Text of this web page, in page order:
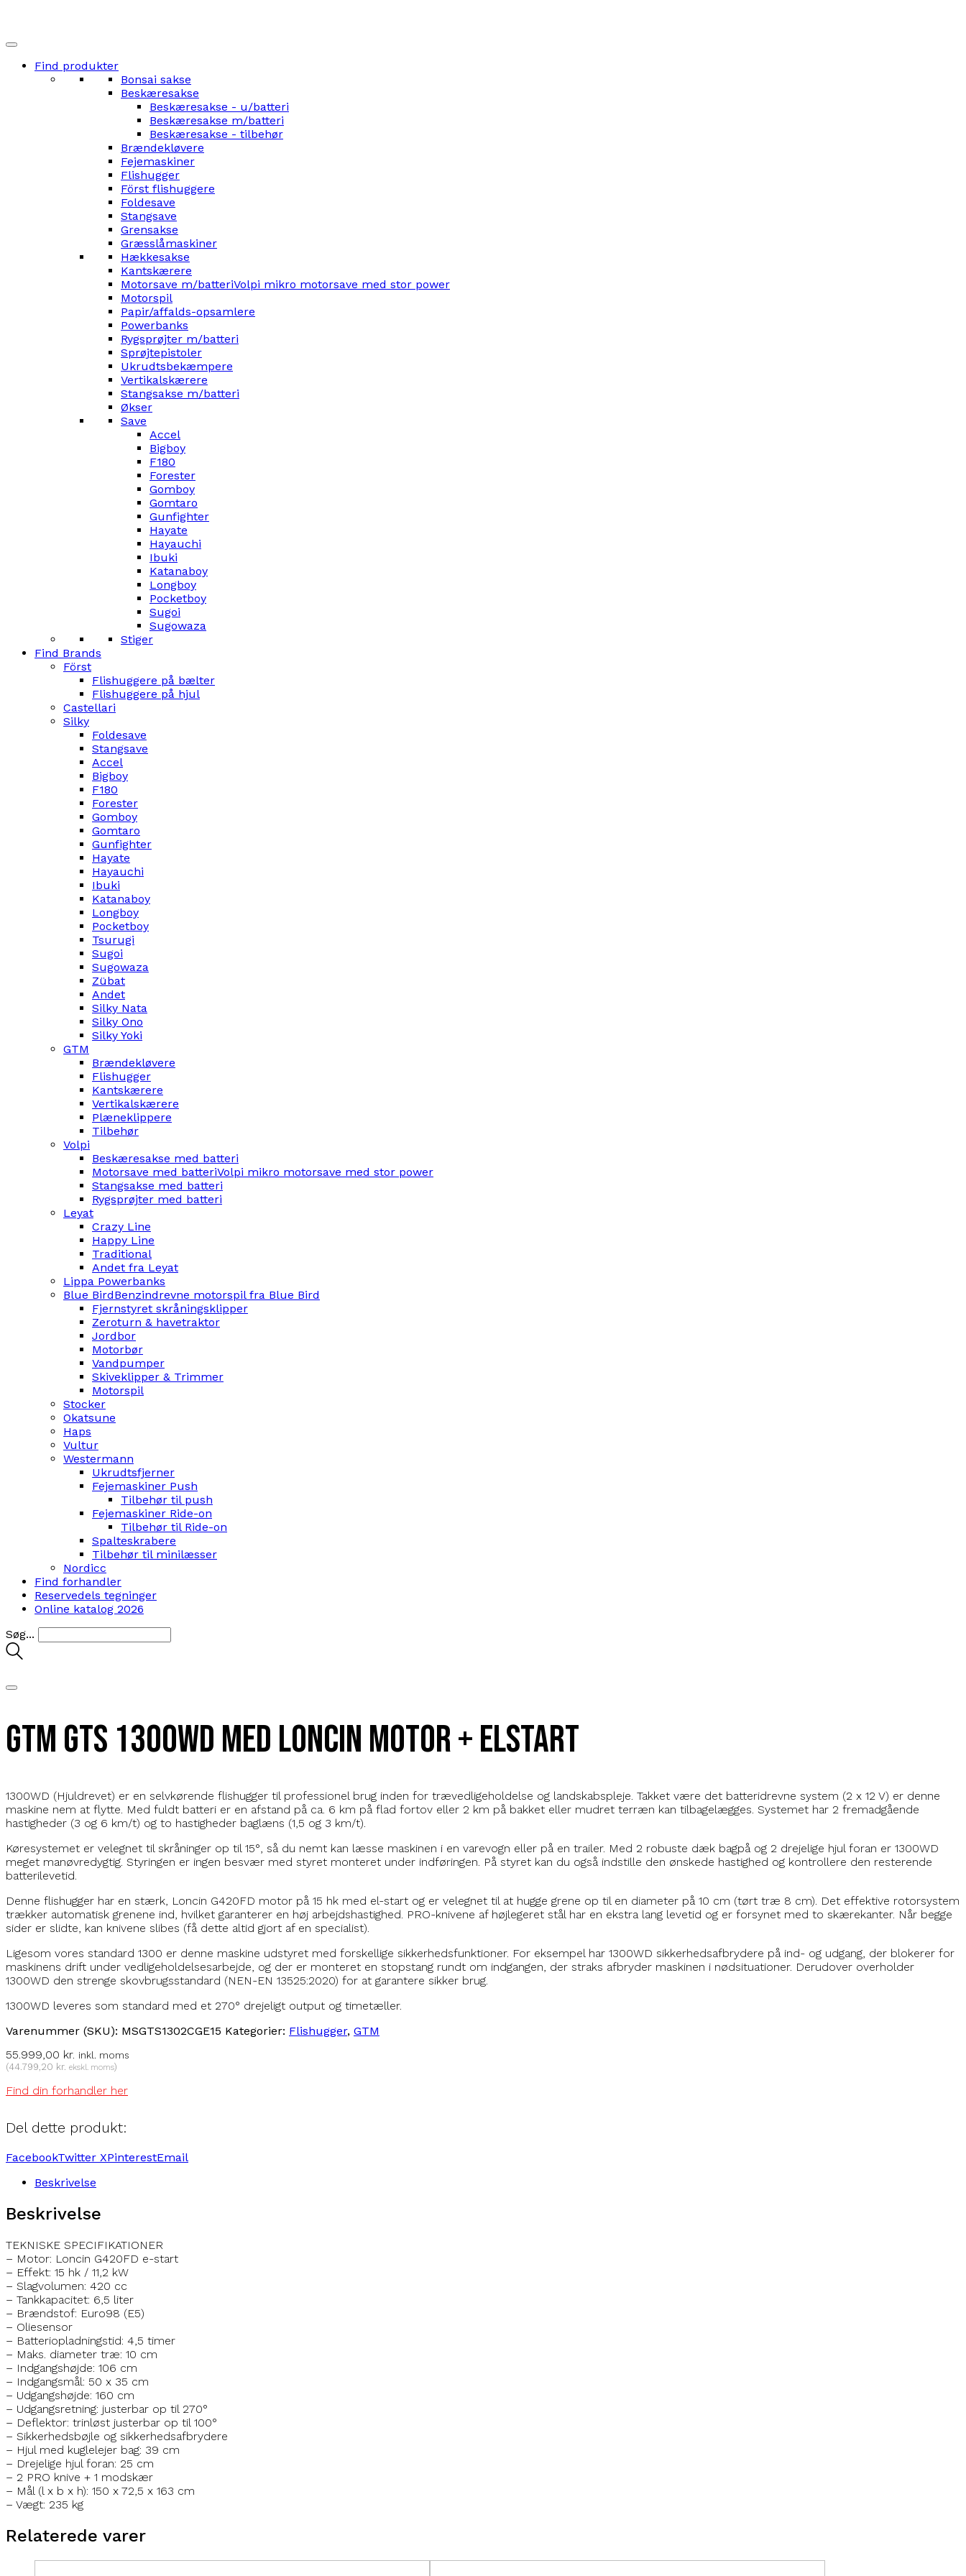
Find produkter
Bonsai sakse
Beskæresakse
Beskæresakse - u/batteri
Beskæresakse m/batteri
Beskæresakse - tilbehør
Brændekløvere
Fejemaskiner
Flishugger
Först flishuggere
Foldesave
Stangsave
Grensakse
Græsslåmaskiner
Hækkesakse
Kantskærere
Motorsave m/batteriVolpi mikro motorsave med stor power
Motorspil
Papir/affalds-opsamlere
Powerbanks
Rygsprøjter m/batteri
Sprøjtepistoler
Ukrudtsbekæmpere
Vertikalskærere
Stangsakse m/batteri
Økser
Save
Accel
Bigboy
F180
Forester
Gomboy
Gomtaro
Gunfighter
Hayate
Hayauchi
Ibuki
Katanaboy
Longboy
Pocketboy
Sugoi
Sugowaza
Stiger
Find Brands
Först
Flishuggere på bælter
Flishuggere på hjul
Castellari
Silky
Foldesave
Stangsave
Accel
Bigboy
F180
Forester
Gomboy
Gomtaro
Gunfighter
Hayate
Hayauchi
Ibuki
Katanaboy
Longboy
Pocketboy
Tsurugi
Sugoi
Sugowaza
Zübat
Andet
Silky Nata
Silky Ono
Silky Yoki
GTM
Brændekløvere
Flishugger
Kantskærere
Vertikalskærere
Plæneklippere
Tilbehør
Volpi
Beskæresakse med batteri
Motorsave med batteriVolpi mikro motorsave med stor power
Stangsakse med batteri
Rygsprøjter med batteri
Leyat
Crazy Line
Happy Line
Traditional
Andet fra Leyat
Lippa Powerbanks
Blue BirdBenzindrevne motorspil fra Blue Bird
Fjernstyret skråningsklipper
Zeroturn & havetraktor
Jordbor
Motorbør
Vandpumper
Skiveklipper & Trimmer
Motorspil
Stocker
Okatsune
Haps
Vultur
Westermann
Ukrudtsfjerner
Fejemaskiner Push
Tilbehør til push
Fejemaskiner Ride-on
Tilbehør til Ride-on
Spalteskrabere
Tilbehør til minilæsser
Nordicc
Find forhandler
Reservedels tegninger
Online katalog 2026
Søg...
GTM GTS 1300WD med Loncin motor + elstart
1300WD (Hjuldrevet) er en selvkørende flishugger til professionel brug inden for trævedligeholdelse og landskabspleje. Takket være det batteridrevne system (2 x 12 V) er denne
maskine nem at flytte. Med fuldt batteri er en afstand på ca. 6 km på flad fortov eller 2 km på bakket eller mudret terræn kan tilbagelægges. Systemet har 2 fremadgående
hastigheder (3 og 6 km/t) og to hastigheder baglæns (1,5 og 3 km/t).
Køresystemet er velegnet til skråninger op til 15°, så du nemt kan læsse maskinen i en varevogn eller på en trailer. Med 2 robuste dæk bagpå og 2 drejelige hjul foran er 1300WD
meget manøvredygtig. Styringen er ingen besvær med styret monteret under indføringen. På styret kan du også indstille den ønskede hastighed og kontrollere den resterende
batterilevetid.
Denne flishugger har en stærk, Loncin G420FD motor på 15 hk med el-start og er velegnet til at hugge grene op til en diameter på 10 cm (tørt træ 8 cm). Det effektive rotorsystem
trækker automatisk grenene ind, hvilket garanterer en høj arbejdshastighed. PRO-knivene af højlegeret stål har en ekstra lang levetid og er forsynet med to skærekanter. Når begge
sider er slidte, kan knivene slibes (få dette altid gjort af en specialist).
Ligesom vores standard 1300 er denne maskine udstyret med forskellige sikkerhedsfunktioner. For eksempel har 1300WD sikkerhedsafbrydere på ind- og udgang, der blokerer for
maskinens drift under vedligeholdelsesarbejde, og der er monteret en stopstang rundt om indgangen, der straks afbryder maskinen i nødsituationer. Derudover overholder
1300WD den strenge skovbrugsstandard (NEN-EN 13525:2020) for at garantere sikker brug.
1300WD leveres som standard med et 270° drejeligt output og timetæller.
Varenummer (SKU): MSGTS1302CGE15 Kategorier: Flishugger, GTM
55.999,00 kr. inkl. moms
(44.799,20 kr. ekskl. moms)
Find din forhandler her
Del dette produkt:
FacebookTwitter XPinterestEmail
Beskrivelse
Beskrivelse
TEKNISKE SPECIFIKATIONER
– Motor: Loncin G420FD e-start
– Effekt: 15 hk / 11,2 kW
– Slagvolumen: 420 cc
– Tankkapacitet: 6,5 liter
– Brændstof: Euro98 (E5)
– Oliesensor
– Batteriopladningstid: 4,5 timer
– Maks. diameter træ: 10 cm
– Indgangshøjde: 106 cm
– Indgangsmål: 50 x 35 cm
– Udgangshøjde: 160 cm
– Udgangsretning: justerbar op til 270°
– Deflektor: trinløst justerbar op til 100°
– Sikkerhedsbøjle og sikkerhedsafbrydere
– Hjul med kuglelejer bag: 39 cm
– Drejelige hjul foran: 25 cm
– 2 PRO knive + 1 modskær
– Mål (l x b x h): 150 x 72,5 x 163 cm
– Vægt: 235 kg
Relaterede varer